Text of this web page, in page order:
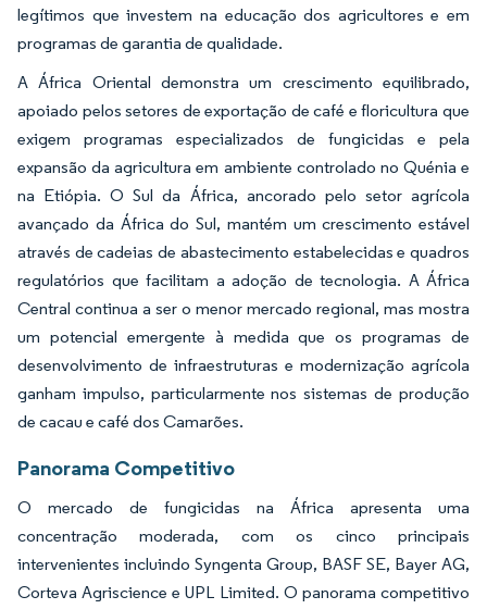
legítimos que investem na educação dos agricultores e em
programas de garantia de qualidade.
A África Oriental demonstra um crescimento equilibrado,
apoiado pelos setores de exportação de café e floricultura que
exigem programas especializados de fungicidas e pela
expansão da agricultura em ambiente controlado no Quénia e
na Etiópia. O Sul da África, ancorado pelo setor agrícola
avançado da África do Sul, mantém um crescimento estável
através de cadeias de abastecimento estabelecidas e quadros
regulatórios que facilitam a adoção de tecnologia. A África
Central continua a ser o menor mercado regional, mas mostra
um potencial emergente à medida que os programas de
desenvolvimento de infraestruturas e modernização agrícola
ganham impulso, particularmente nos sistemas de produção
de cacau e café dos Camarões.
Panorama Competitivo
O mercado de fungicidas na África apresenta uma
concentração moderada, com os cinco principais
intervenientes incluindo Syngenta Group, BASF SE, Bayer AG,
Corteva Agriscience e UPL Limited. O panorama competitivo